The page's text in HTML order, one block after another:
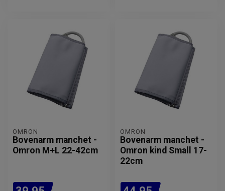
OMRON
Bovenarm manchet -
Omron M+L 22-42cm
OMRON
Bovenarm manchet -
Omron kind Small 17-
22cm